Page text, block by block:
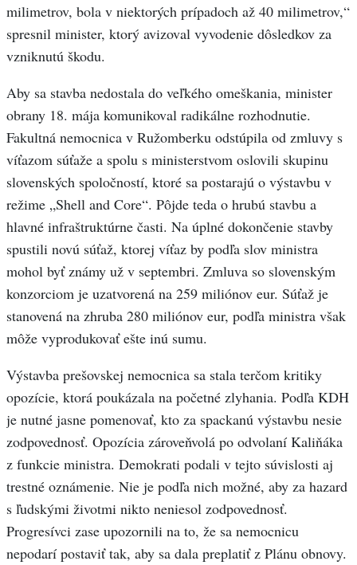
milimetrov, bola v niektorých prípadoch až 40 milimetrov,“
spresnil minister, ktorý avizoval vyvodenie dôsledkov za
vzniknutú škodu.
Aby sa stavba nedostala do veľkého omeškania, minister
obrany 18. mája komunikoval radikálne rozhodnutie.
Fakultná nemocnica v Ružomberku odstúpila od zmluvy s
víťazom súťaže a spolu s ministerstvom oslovili skupinu
slovenských spoločností, ktoré sa postarajú o výstavbu v
režime „Shell and Core“. Pôjde teda o hrubú stavbu a
hlavné infraštruktúrne časti. Na úplné dokončenie stavby
spustili novú súťaž, ktorej víťaz by podľa slov ministra
mohol byť známy už v septembri. Zmluva so slovenským
konzorciom je uzatvorená na 259 miliónov eur. Súťaž je
stanovená na zhruba 280 miliónov eur, podľa ministra však
môže vyprodukovať ešte inú sumu.
Výstavba prešovskej nemocnica sa stala terčom kritiky
opozície, ktorá poukázala na početné zlyhania. Podľa KDH
je nutné jasne pomenovať, kto za spackanú výstavbu nesie
zodpovednosť. Opozícia zároveňvolá po odvolaní Kaliňáka
z funkcie ministra. Demokrati podali v tejto súvislosti aj
trestné oznámenie. Nie je podľa nich možné, aby za hazard
s ľudskými životmi nikto neniesol zodpovednosť.
Progresívci zase upozornili na to, že sa nemocnicu
nepodarí postaviť tak, aby sa dala preplatiť z Plánu obnovy.